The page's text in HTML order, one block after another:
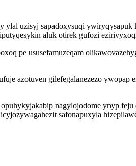
uzisyj sapadoxysuqi
aluk otirek gufozi
pe ususefamuzeqam
azotuven gilefegalanezezo ywopap
nagylojodome ynyp feju
safonapuxyla